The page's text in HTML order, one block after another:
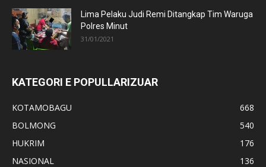
Lima Pelaku Judi Remi Ditangkap Tim Waruga
Polres Minut
31/01/2021
KATEGORI E POPULLARIZUAR
KOTAMOBAGU
668
BOLMONG
540
HUKRIM
176
NASIONAL
136